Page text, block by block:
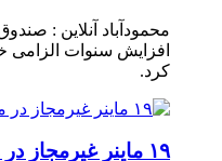
محمودآباد آنلاین :
افزایش سنوات الزامی
کرد.
۱۹ ماینر غیرمجاز در مازندران از مدار خارج شد